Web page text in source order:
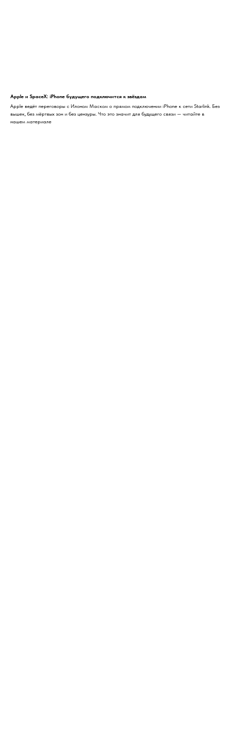
Apple и SpaceX: iPhone будущего подключится к звёздам
Apple ведёт переговоры с Илоном Маском о прямом подключении iPhone к сети Starlink. Без
вышек, без мёртвых зон и без цензуры. Что это значит для будущего связи — читайте в
нашем материале